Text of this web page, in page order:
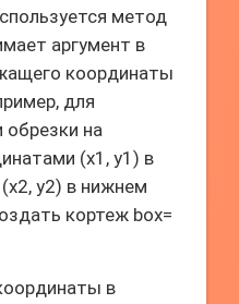
метод
аргумент в
координаты
для
обрезки на
(x1, y1) в
y2) в нижнем
кортеж box=
в